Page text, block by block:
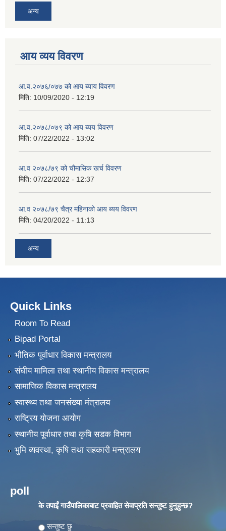
अन्य
आय व्यय विवरण
आ.व.२०७६/०७७ को आय ब्याय विवरण
मिति: 10/09/2020 - 12:19
आ.व.२०७८/०७९ को आय ब्यय विवरण
मिति: 07/22/2022 - 13:02
आ.व २०७८/७९ को चौमासिक खर्च विवरण
मिति: 07/22/2022 - 12:37
आ.व २०७८/७९ चैत्र महिनाको आय ब्यय विवरण
मिति: 04/20/2022 - 11:13
अन्य
Quick Links
Room To Read
Bipad Portal
भौतिक पूर्वाधार विकास मन्त्रालय
संघीय मामिला तथा स्थानीय विकास मन्त्रालय
सामाजिक विकास मन्त्रालय
स्वास्थ्य तथा जनसंख्या मंत्रालय
राष्ट्रिय योजना आयोग
स्थानीय पूर्वाधार तथा कृषि सडक विभाग
भुमि व्यवस्था, कृषि तथा सहकारी मन्त्रालय
poll
के तपाईं गाउँपालिकाबाट प्रवाहित सेवाप्रति सन्तुष्ट हुनुहुन्छ?
Choices
सन्तुष्ट छु